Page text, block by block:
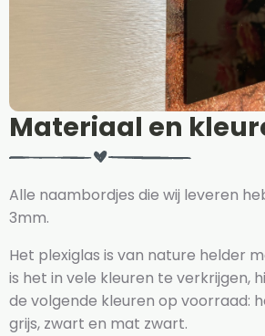
Materiaal en
Alle naambordjes die wij leveren
3mm.
Het plexiglas is van nature helder
is het in vele kleuren te verkrijgen,
de volgende kleuren op voorraad:
grijs, zwart en mat zwart.